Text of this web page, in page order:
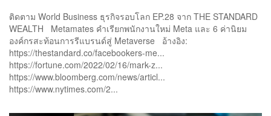
ติดตาม World Business ธุรกิจรอบโลก EP.28 จาก THE STANDARD
WEALTH Metamates คำเรียกพนักงานใหม่ Meta และ 6 ค่านิยม
องค์กรสะท้อนการรีแบรนด์สู่ Metaverse อ้างอิง:
https://thestandard.co/facebookers-me...
https://fortune.com/2022/02/16/mark-z...
https://www.bloomberg.com/news/articl...
https://www.nytimes.com/2...